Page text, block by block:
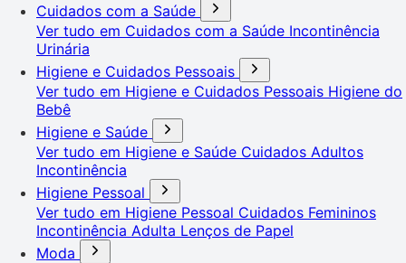
Cuidados com a Saúde
Ver tudo em Cuidados com a Saúde Incontinência
Urinária
Higiene e Cuidados Pessoais
Ver tudo em Higiene e Cuidados Pessoais Higiene do
Bebê
Higiene e Saúde
Ver tudo em Higiene e Saúde Cuidados Adultos
Incontinência
Higiene Pessoal
Ver tudo em Higiene Pessoal Cuidados Femininos
Incontinência Adulta Lenços de Papel
Moda